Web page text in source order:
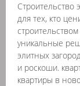
для тех, кто
уникальные
элитных
и роскоши.
квартиры в